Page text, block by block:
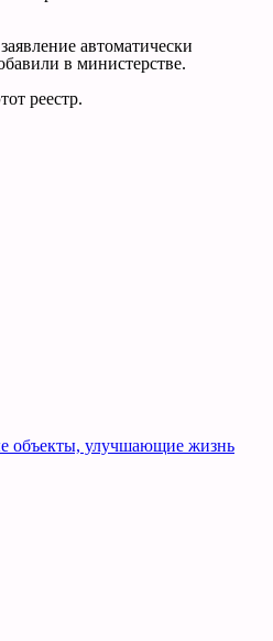
автоматически
в министерстве.
реестр.
объекты, улучшающие жизнь